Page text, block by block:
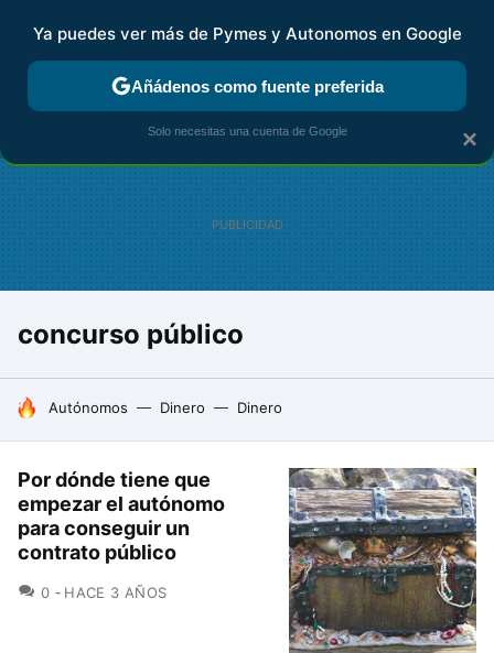
FISCALIDAD Y CONTABILIDAD KIT DIGITAL RENTA
concurso público
HOY SE HABLA DE
Autónomos Dinero Dinero
Por dónde tiene que
empezar el autónomo
para conseguir un
contrato público
0 COMENTARIOS
HACE 3 AÑOS
×
Ya puedes ver más de Pymes y Autonomos en Google
Añádenos como fuente preferida
Solo necesitas una cuenta de Google